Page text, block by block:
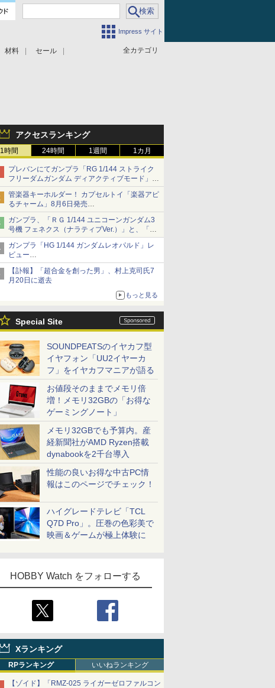
Impress サイト
全カテゴリ
材料 セール
アクセスランキング
1時間 24時間 1週間 1カ月
プレバンにてガンプラ「RG 1/144 ストライク
フリーダムガンダム ディアクティブモード」の
再販分が8月7日11時より予約開始！
管楽器キーホルダー！ カプセルトイ「楽器アピ
るチャーム」8月6日発売
チューバ、テナサクなど5種各3色
ガンプラ、「ＲＧ 1/144 ユニコーンガンダム3
号機 フェネクス（ナラティブVer.）」と、「Ｈ
Ｇ 1/144 ガンダムエアマスターバースト」再販
ガンプラ「HG 1/144 ガンダムレオパルド」レ
ビュー
『機動新世紀ガンダムX』30周年！インナーア
ームガトリングの変形機構まで再現し最新フォ
ーマットでキット化！
【訃報】「超合金を創った男」、村上克司氏7
月20日に逝去
もっと見る
Special Site
SOUNDPEATSのイヤカフ型
イヤフォン「UU2イヤーカ
フ」をイヤカフマニアが語る
お値段そのままでメモリ倍
増！メモリ32GBの「お得な
ゲーミングノート」
メモリ32GBでも予算内。産
経新聞社がAMD Ryzen搭載
dynabookを2千台導入
性能の良いお得な中古PC情
報はこのページでチェック！
ハイグレードテレビ「TCL
Q7D Pro」。圧巻の色彩美で
映画＆ゲームが極上体験に
HOBBY Watch をフォローする
Xランキング
RPランキング いいねランキング
【ゾイド】「RMZ-025 ライガーゼロファルコン